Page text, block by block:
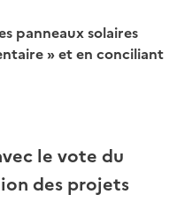
panneaux solaires
» et en conciliant
le vote du
des projets